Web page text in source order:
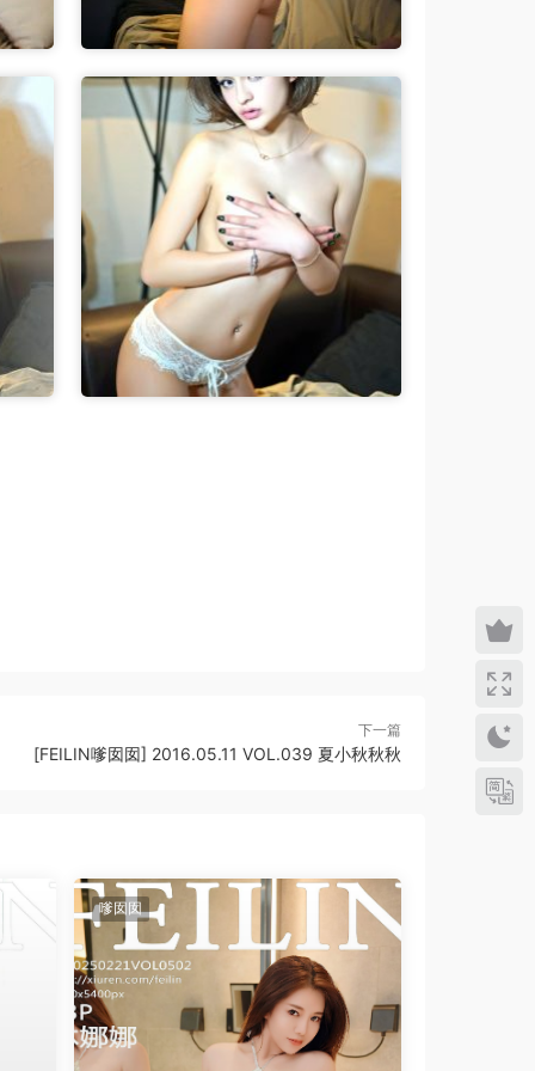
下一篇
[FEILIN嗲囡囡] 2016.05.11 VOL.039 夏小秋秋秋
嗲囡囡